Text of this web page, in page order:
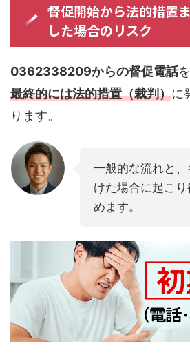
督促開始から法的措置
した場合のリスク
0362338209からの督促電話
最終的には法的措置（裁判）に
ります。
一般的な流れと
けた場合に起こ
めます。